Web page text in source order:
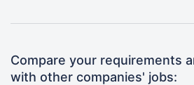
Compare your requirements
with other companies' jobs: